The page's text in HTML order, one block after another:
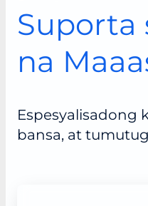
Suporta
na
Espesyalisadong
bansa, at